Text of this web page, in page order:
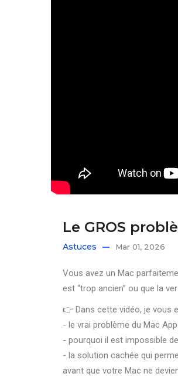
Le GROS
Astuces Mar 01, 2026
Vous avez un Mac
est “trop ancien” ou que la
👉 Dans cette vidéo, je vous
- le vrai problème du Mac
- pourquoi il est impossible
- la solution cachée qui
avant que votre Mac ne